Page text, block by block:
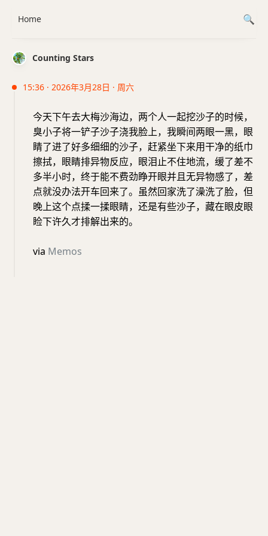
Counting Stars
15:36 · 2026年3月28日 · 周六
今天下午去大梅沙海边，两个人一起挖沙子的时候，
臭小子将一铲子沙子浇我脸上，我瞬间两眼一黑，眼
睛了进了好多细细的沙子，赶紧坐下来用干净的纸巾
擦拭，眼睛排异物反应，眼泪止不住地流，缓了差不
多半小时，终于能不费劲睁开眼并且无异物感了，差
点就没办法开车回来了。虽然回家洗了澡洗了脸，但
晚上这个点揉一揉眼睛，还是有些沙子，藏在眼皮眼
睑下许久才排解出来的。
via Memos
Home